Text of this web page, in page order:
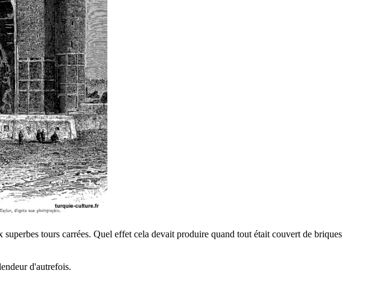
tours carrées. Quel effet cela devait produire quand tout était couvert de briques
d'autrefois.